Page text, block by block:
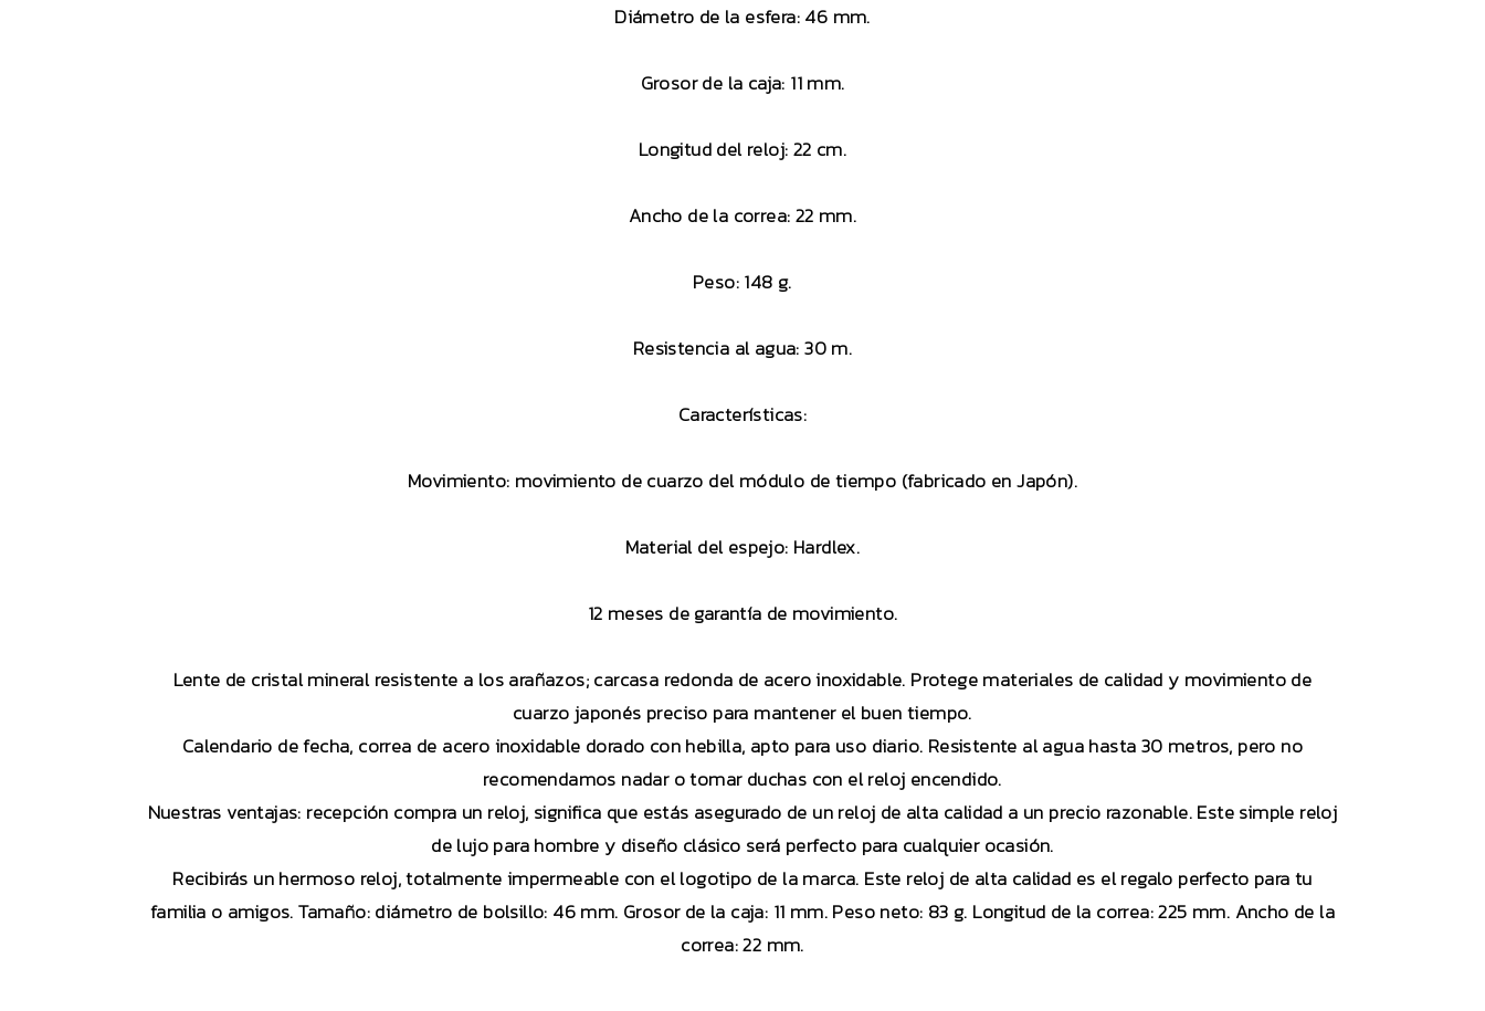
Diámetro de la esfera: 46 mm.
Grosor de la caja: 11 mm.
Longitud del reloj: 22 cm.
Ancho de la correa: 22 mm.
Peso: 148 g.
Resistencia al agua: 30 m.
Características:
Movimiento: movimiento de cuarzo del módulo de tiempo (fabricado en Japón).
Material del espejo: Hardlex.
12 meses de garantía de movimiento.
Lente de cristal mineral resistente a los arañazos; carcasa redonda de acero inoxidable. Protege materiales de calidad y movimiento de
cuarzo japonés preciso para mantener el buen tiempo.
Calendario de fecha, correa de acero inoxidable dorado con hebilla, apto para uso diario. Resistente al agua hasta 30 metros, pero no
recomendamos nadar o tomar duchas con el reloj encendido.
Nuestras ventajas: recepción compra un reloj, significa que estás asegurado de un reloj de alta calidad a un precio razonable. Este simple reloj
de lujo para hombre y diseño clásico será perfecto para cualquier ocasión.
Recibirás un hermoso reloj, totalmente impermeable con el logotipo de la marca. Este reloj de alta calidad es el regalo perfecto para tu
familia o amigos. Tamaño: diámetro de bolsillo: 46 mm. Grosor de la caja: 11 mm. Peso neto: 83 g. Longitud de la correa: 225 mm. Ancho de la
correa: 22 mm.